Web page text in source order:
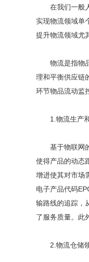
在我们一般人
实现物流领域单
提升物流领域尤
物流是指物品
理和平衡供应链
环节物品流动监
1.物流生产和
基于物联网的
使得产品的动态
增进使其对市场
电子产品代码
输路线的追踪，
了服务质量。此
2.物流仓储